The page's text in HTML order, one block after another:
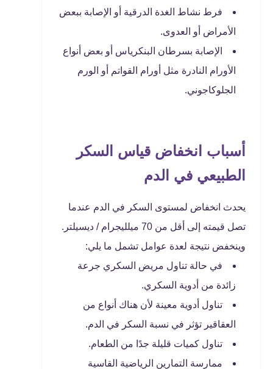
فرط نشاط الغدة الدرقية أو الإصابة ببعض
الأمراض أو العدوى.
الإصابة بسرطان البنكرياس أو بعض أنواع
الأورام النادرة مثل أورام القواتم أو الورم
الجلوكاجوني.
أسباب انخفاض قياس السكر
الطبيعي في الدم
يحدث انخفاض لمستوى السكر في الدم عندما
تصل قيمته إلى أقل من 70 ميلليجرام / ديسيلتر.
وينخفض نتيجة لعدة عوامل تشمل ما يلي:
في حالة تناول مريض السكري جرعة
زائدة من أدوية السكري.
تناول أدوية معينة لأن هناك أنواع من
العقاقير تؤثر في نسبة السكر في الدم.
تناول كميات قليلة جدًا من الطعام.
ممارسة التمارين الرياضية القاسية